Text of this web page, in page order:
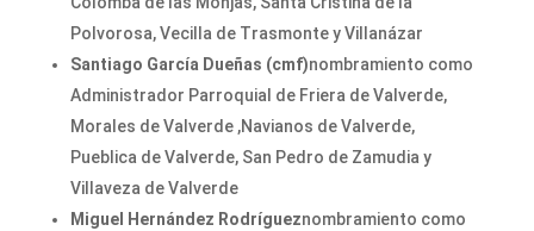
Polvorosa, Vecilla de Trasmonte y Villanázar
Santiago García Dueñas (cmf)nombramiento como
Administrador Parroquial de Friera de Valverde,
Morales de Valverde ,Navianos de Valverde,
Pueblica de Valverde, San Pedro de Zamudia y
Villaveza de Valverde
Miguel Hernández Rodrígueznombramiento como